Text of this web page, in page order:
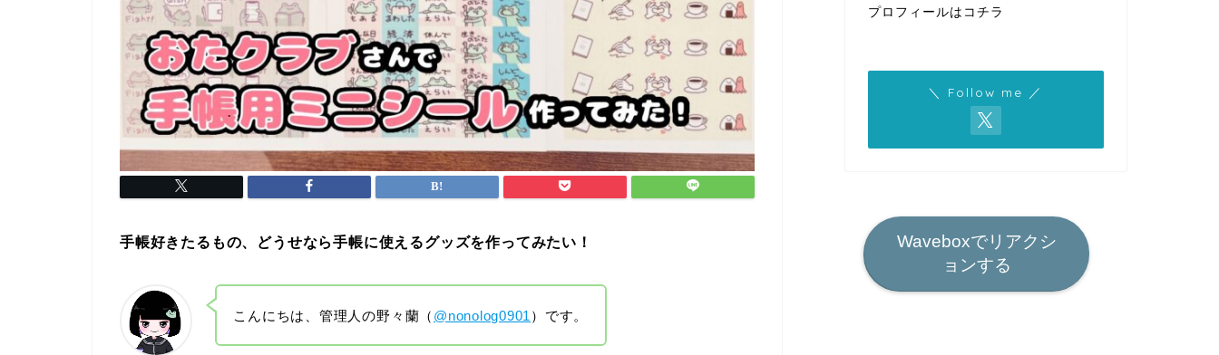
手帳好きたるもの、どうせなら手帳に使えるグッズを作ってみたい！
こんにちは、管理人の野々蘭（ @nonolog0901 ）です。
プロフィールはコチラ
＼ Follow me ／
Waveboxでリアクシ
ョンする